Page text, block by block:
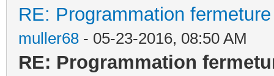
end
return true
RE: Programmation
muller68 - 05-23-2016, 08:50 AM
RE: Programmation